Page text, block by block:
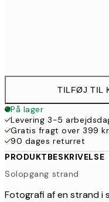
TILFØJ TIL
På lager
Levering 3-5
Gratis fragt over 399 kr.
90 dages returret
PRODUKTBESKRIVELSE
Solopgang strand
Fotografi af en strand i